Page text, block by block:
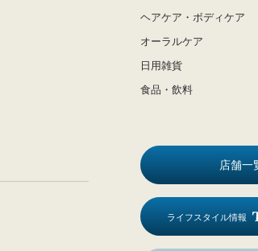
ヘアケア・ボディケア
オーラルケア
日用雑貨
食品・飲料
店舗一
ライフスタイル情報